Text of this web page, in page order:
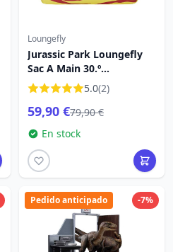
Loungefly
Jurassic Park Loungefly
Sac A Main 30.º
aniversario La vida
encuentra un camino
5.0(2)
59,90 €79,90 €
En stock
-7%
Pedido anticipado